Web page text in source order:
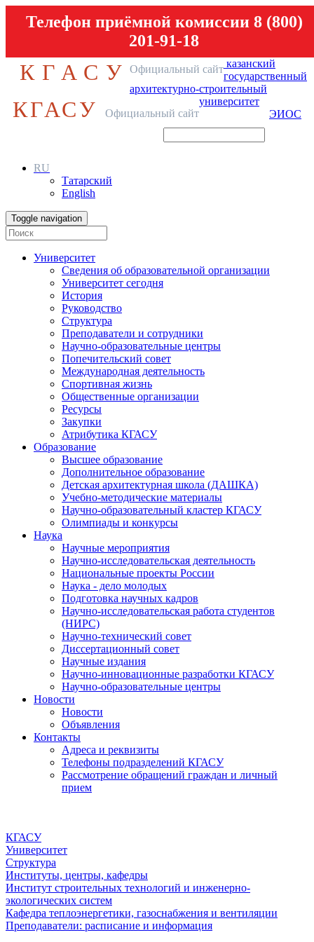
Телефон приёмной комиссии 8 (800)
201-91-18
КГАСУ Официальный сайт казанский
государственный
архитектурно-строительный
университет
КГАСУ Официальный сайт ЭИОС
RU
Татарский
English
Toggle navigation
Университет
Сведения об образовательной организации
Университет сегодня
История
Руководство
Структура
Преподаватели и сотрудники
Научно-образовательные центры
Попечительский совет
Международная деятельность
Спортивная жизнь
Общественные организации
Ресурсы
Закупки
Атрибутика КГАСУ
Образование
Высшее образование
Дополнительное образование
Детская архитектурная школа (ДАШКА)
Учебно-методические материалы
Научно-образовательный кластер КГАСУ
Олимпиады и конкурсы
Наука
Научные мероприятия
Научно-исследовательская деятельность
Национальные проекты России
Наука - дело молодых
Подготовка научных кадров
Научно-исследовательская работа студентов
(НИРС)
Научно-технический совет
Диссертационный совет
Научные издания
Научно-инновационные разработки КГАСУ
Научно-образовательные центры
Новости
Новости
Объявления
Контакты
Адреса и реквизиты
Телефоны подразделений КГАСУ
Рассмотрение обращений граждан и личный
прием
КГАСУ
Университет
Структура
Институты, центры, кафедры
Институт строительных технологий и инженерно-
экологических систем
Кафедра теплоэнергетики, газоснабжения и вентиляции
Преподаватели: расписание и информация